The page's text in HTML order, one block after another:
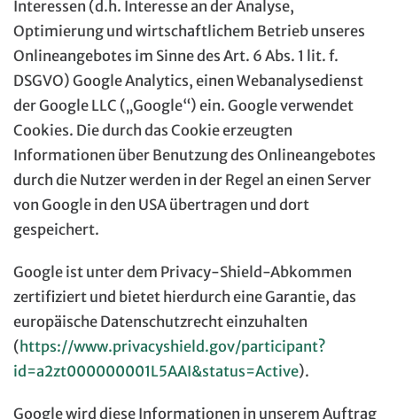
Interessen (d.h. Interesse an der Analyse,
Optimierung und wirtschaftlichem Betrieb unseres
Onlineangebotes im Sinne des Art. 6 Abs. 1 lit. f.
DSGVO) Google Analytics, einen Webanalysedienst
der Google LLC („Google“) ein. Google verwendet
Cookies. Die durch das Cookie erzeugten
Informationen über Benutzung des Onlineangebotes
durch die Nutzer werden in der Regel an einen Server
von Google in den USA übertragen und dort
gespeichert.
Google ist unter dem Privacy-Shield-Abkommen
zertifiziert und bietet hierdurch eine Garantie, das
europäische Datenschutzrecht einzuhalten
(https://www.privacyshield.gov/participant?
id=a2zt000000001L5AAI&status=Active).
Google wird diese Informationen in unserem Auftrag